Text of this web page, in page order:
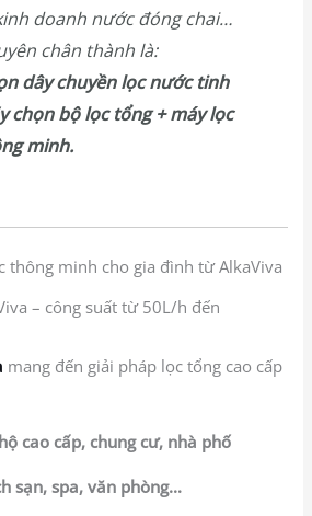
doanh nước đóng chai…
chân thành là:
dây chuyền lọc nước tinh
chọn bộ lọc tổng + máy lọc
minh.
thông minh cho gia đình từ AlkaViva
– công suất từ 50L/h đến
mang đến giải pháp lọc tổng cao cấp
cao cấp, chung cư, nhà phố
sạn, spa, văn phòng…